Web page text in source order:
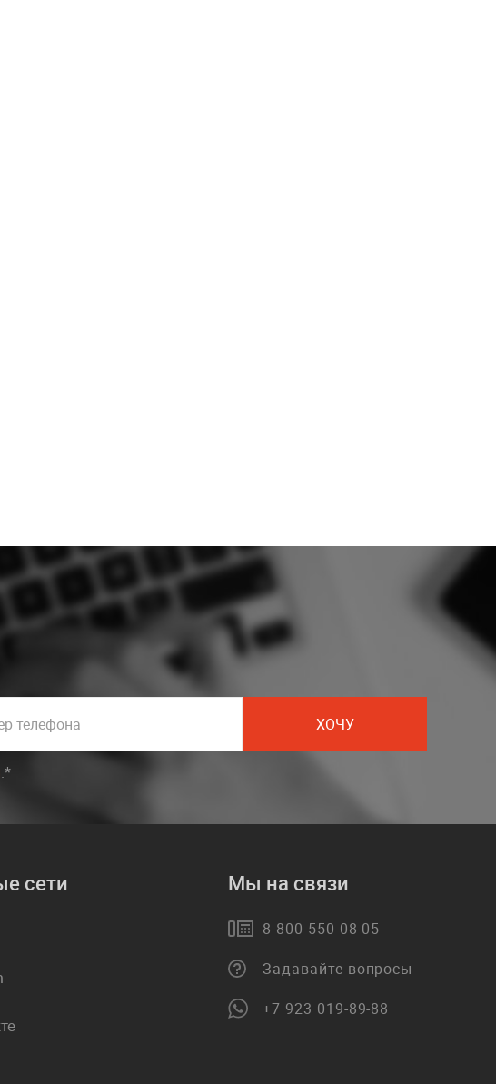
телефона ХОЧУ
.*
сети Мы на связи
8 800 550-08-05
Задавайте вопросы
+7 923 019-89-88